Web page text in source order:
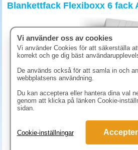
Blankettfack Flexiboxx 6 fack
655 kr (inkl.
Vi använder oss av cookies
Vi använder Cookies för att säkerställa
korrekt och ge dig bäst
De används också för att samla in och
webbplatsens användning.
Du kan acceptera eller hantera dina val
genom att klicka på länken Cookie-
sidan.
Cookie-inställningar